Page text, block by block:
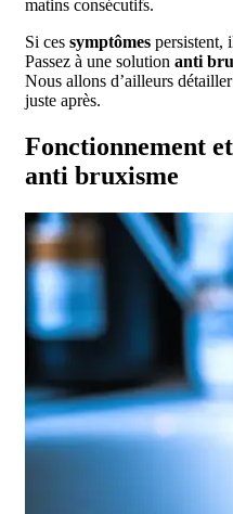
matins consécutifs.
Si ces symptômes persistent,
Passez à une solution anti
Nous allons d’ailleurs
juste après.
Fonctionnement
anti bruxisme